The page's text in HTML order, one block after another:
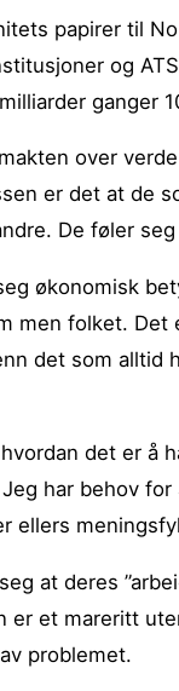
papirer til
og
ganger
over
er det at de
De føler
økonomisk
men folket.
det som
det er å
har behov
ellers
at deres
er et mareritt
problemet.